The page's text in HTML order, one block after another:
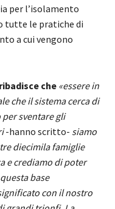
per l’isolamento
tutte le pratiche di
a cui vengono
che «essere in
che il sistema cerca di
sventare gli
-hanno scritto- siamo
diecimila famiglie
e crediamo di poter
base
con il nostro